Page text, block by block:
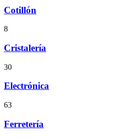
Cotillón
8
Cristalería
30
Electrónica
63
Ferretería